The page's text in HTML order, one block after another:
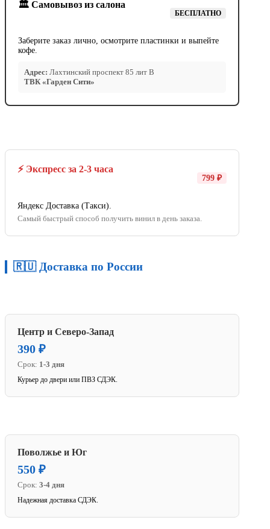
🏛️ Самовывоз из салона
БЕСПЛАТНО
Заберите заказ лично, осмотрите пластинки и выпейте
кофе.
Адрес: Лахтинский проспект 85 лит В
ТВК «Гарден Сити»
⚡ Экспресс за 2-3 часа
799 ₽
Яндекс Доставка (Такси).
Самый быстрый способ получить винил в день заказа.
🇷🇺 Доставка по России
Центр и Северо-Запад
390 ₽
Срок: 1-3 дня
Курьер до двери или ПВЗ СДЭК.
Поволжье и Юг
550 ₽
Срок: 3-4 дня
Надежная доставка СДЭК.